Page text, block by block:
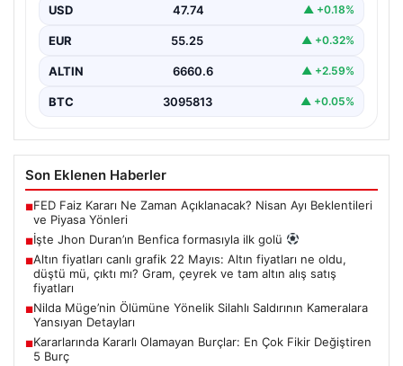
USD 47.74 ▲ +0.18%
EUR 55.25 ▲ +0.32%
ALTIN 6660.6 ▲ +2.59%
BTC 3095813 ▲ +0.05%
Son Eklenen Haberler
■FED Faiz Kararı Ne Zaman Açıklanacak? Nisan Ayı Beklentileri
ve Piyasa Yönleri
■İşte Jhon Duran’ın Benfica formasıyla ilk golü
■Altın fiyatları canlı grafik 22 Mayıs: Altın fiyatları ne oldu,
düştü mü, çıktı mı? Gram, çeyrek ve tam altın alış satış
fiyatları
■Nilda Müge’nin Ölümüne Yönelik Silahlı Saldırının Kameralara
Yansıyan Detayları
■Kararlarında Kararlı Olamayan Burçlar: En Çok Fikir Değiştiren
5 Burç